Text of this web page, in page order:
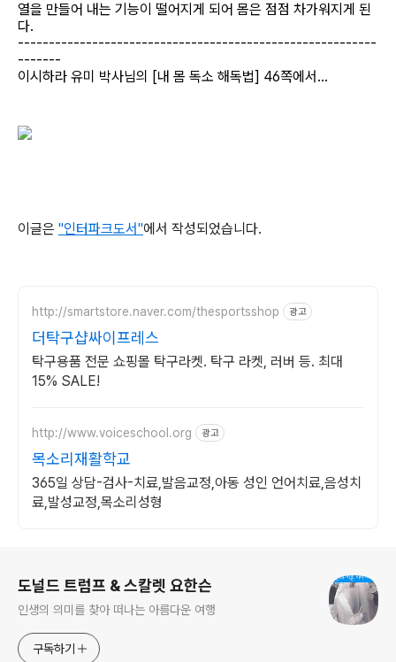
열을 만들어 내는 기능이 떨어지게 되어 몸은 점점 차가워지게 된
다.
----------------------------------------------------------
-------
이시하라 유미 박사님의 [내 몸 독소 해독법] 46쪽에서...
이글은 "인터파크도서"에서 작성되었습니다.
http://smartstore.naver.com/thesportsshop 광고
더탁구샵싸이프레스
탁구용품 전문 쇼핑몰 탁구라켓. 탁구 라켓, 러버 등. 최대
15% SALE!
http://www.voiceschool.org 광고
목소리재활학교
365일 상담-검사-치료,발음교정,아동 성인 언어치료,음성치
료,발성교정,목소리성형
도널드 트럼프 & 스칼렛 요한슨
인생의 의미를 찾아 떠나는 아름다운 여행
구독하기